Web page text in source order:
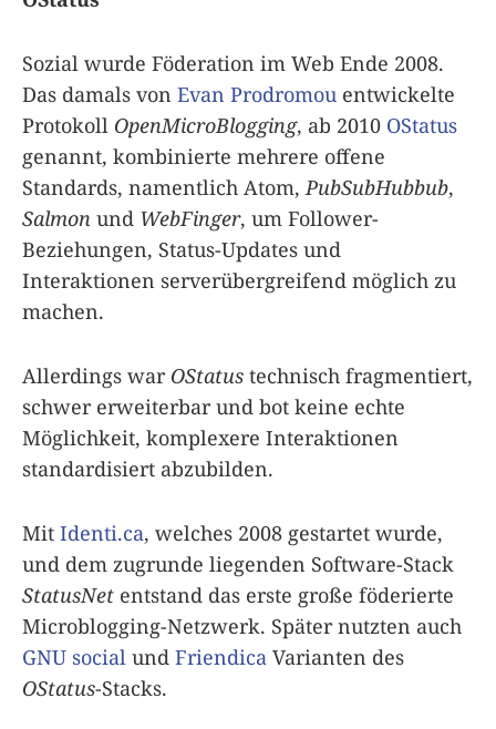
Sozial wurde Föderation im Web Ende 2008.
Das damals von Evan Prodromou entwickelte
Protokoll OpenMicroBlogging, ab 2010 OStatus
genannt, kombinierte mehrere offene
Standards, namentlich Atom, PubSubHubbub,
Salmon und WebFinger, um Follower-
Beziehungen, Status-Updates und
Interaktionen serverübergreifend möglich zu
machen.
Allerdings war OStatus technisch fragmentiert,
schwer erweiterbar und bot keine echte
Möglichkeit, komplexere Interaktionen
standardisiert abzubilden.
Mit Identi.ca, welches 2008 gestartet wurde,
und dem zugrunde liegenden Software-Stack
StatusNet entstand das erste große föderierte
Microblogging-Netzwerk. Später nutzten auch
GNU social und Friendica Varianten des
OStatus-Stacks.